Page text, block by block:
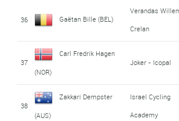
36 Gaëtan Bille (BEL)
Verandas
Crelan
37
Carl Fredrik Hagen
(NOR)
Joker - Icopal
38
Zakkari Dempster
(AUS)
Israel Cycling
Academy